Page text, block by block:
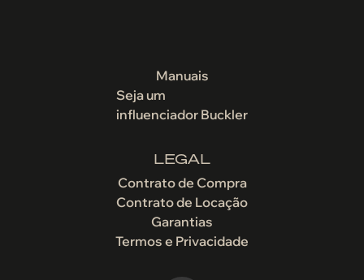
Manuais
Seja um
influenciador Buckler
LEGAL
Contrato de Compra
Contrato de Locação
Garantias
Termos e Privacidade